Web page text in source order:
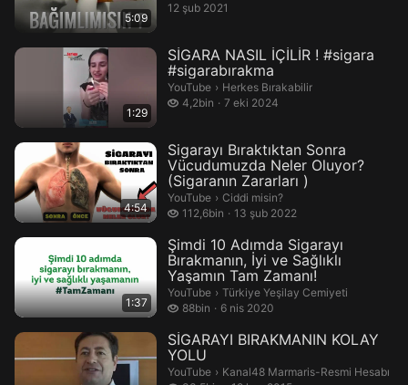
5:09
12 şub 2021
1:29
SİGARA NASIL İÇİLİR ! #sigara
#sigarabırakma
YouTube › Herkes Bırakabilir.
Herkes Bırakabilir
4,2bin
4,2 bin izleme7 eki 2024
4:54
Sigarayı Bıraktıktan Sonra
Vücudumuzda Neler Oluyor?
(Sigaranın Zararları )
YouTube › Ciddi misin?.
Ciddi misin?
112,6bin
112,6 bin izleme13 şub 2022
1:37
Şimdi 10 Adımda Sigarayı
Bırakmanın, İyi ve Sağlıklı
Yaşamın Tam Zamanı!
YouTube › Türkiye Yeşilay Cemiyeti.
Türkiye Yeşilay Cemiyeti
88bin
88 bin izleme6 nis 2020
SİGARAYI BIRAKMANIN KOLAY
YOLU
YouTube › Kanal48 Marmaris-Resmi Hesabı.
Kanal48 Marmaris-Resmi Hesabı